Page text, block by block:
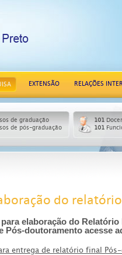
EXTENSÃO RELAÇÕES
de graduação
de pós-graduação
101
101
do relatório
elaboração do
Pós-doutoramento acesse
entrega de relatório final